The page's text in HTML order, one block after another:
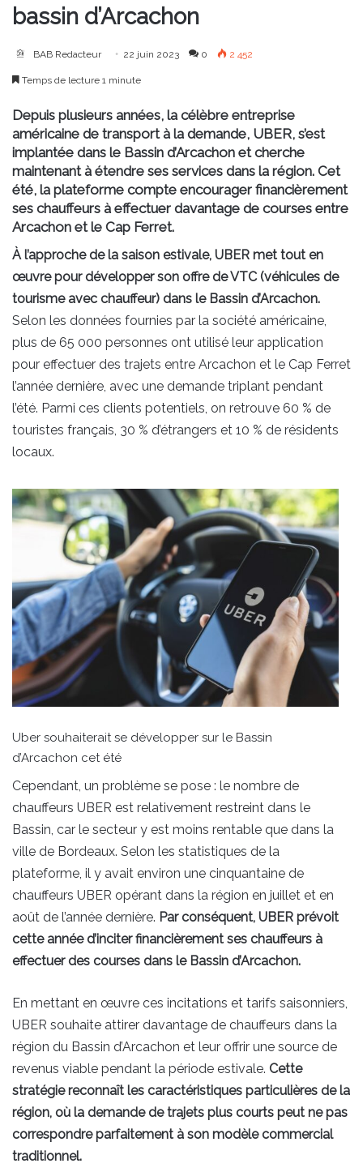
bassin d’Arcachon
BAB Redacteur 22 juin 2023 0 2 452
Temps de lecture 1 minute
Depuis plusieurs années, la célèbre entreprise
américaine de transport à la demande, UBER, s’est
implantée dans le Bassin d’Arcachon et cherche
maintenant à étendre ses services dans la région. Cet
été, la plateforme compte encourager financièrement
ses chauffeurs à effectuer davantage de courses entre
Arcachon et le Cap Ferret.
À l’approche de la saison estivale, UBER met tout en
œuvre pour développer son offre de VTC (véhicules de
tourisme avec chauffeur) dans le Bassin d’Arcachon.
Selon les données fournies par la société américaine,
plus de 65 000 personnes ont utilisé leur application
pour effectuer des trajets entre Arcachon et le Cap Ferret
l’année dernière, avec une demande triplant pendant
l’été. Parmi ces clients potentiels, on retrouve 60 % de
touristes français, 30 % d’étrangers et 10 % de résidents
locaux.
Uber souhaiterait se développer sur le Bassin
d’Arcachon cet été
Cependant, un problème se pose : le nombre de
chauffeurs UBER est relativement restreint dans le
Bassin, car le secteur y est moins rentable que dans la
ville de Bordeaux. Selon les statistiques de la
plateforme, il y avait environ une cinquantaine de
chauffeurs UBER opérant dans la région en juillet et en
août de l’année dernière. Par conséquent, UBER prévoit
cette année d’inciter financièrement ses chauffeurs à
effectuer des courses dans le Bassin d’Arcachon.
En mettant en œuvre ces incitations et tarifs saisonniers,
UBER souhaite attirer davantage de chauffeurs dans la
région du Bassin d’Arcachon et leur offrir une source de
revenus viable pendant la période estivale. Cette
stratégie reconnaît les caractéristiques particulières de la
région, où la demande de trajets plus courts peut ne pas
correspondre parfaitement à son modèle commercial
traditionnel.